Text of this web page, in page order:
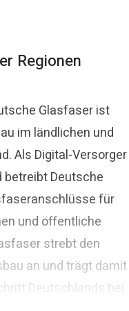
Regionen
Glasfaser ist
im ländlichen und
Als Digital-Versorger
betreibt Deutsche
für
und öffentliche
strebt den
an und trägt damit
Deutschlands bei.